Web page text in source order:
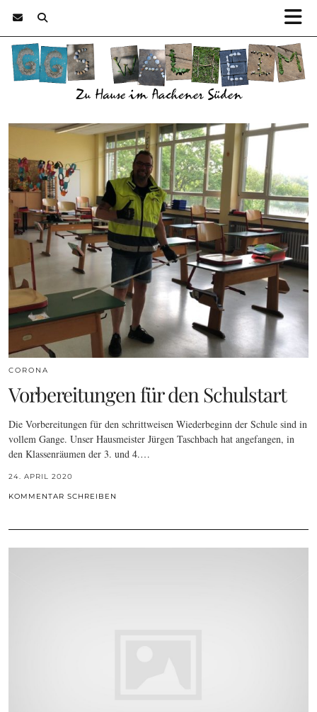
CORONA
Vorbereitungen für den Schulstart
Die Vorbereitungen für den schrittweisen Wiederbeginn der Schule sind in
vollem Gange. Unser Hausmeister Jürgen Taschbach hat angefangen, in
den Klassenräumen der 3. und 4.…
24. APRIL 2020
KOMMENTAR SCHREIBEN